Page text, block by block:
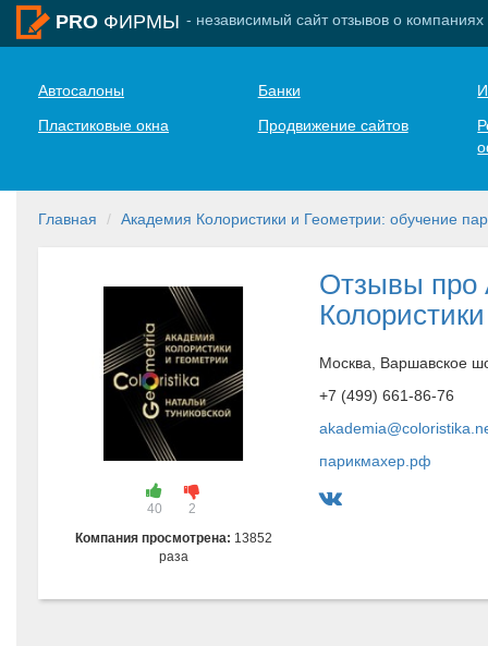
PRO ФИРМЫ - независимый сайт отзывов о компаниях
Автосалоны Банки
Пластиковые окна
Продвижение сайтов
Главная Академия Колористики и Геометрии: обучение
40
2
Компания просмотрена: 13852
раза
Отзывы про
Москва, Варшавское
+7 (499) 661-86-76
парикмахер.рф